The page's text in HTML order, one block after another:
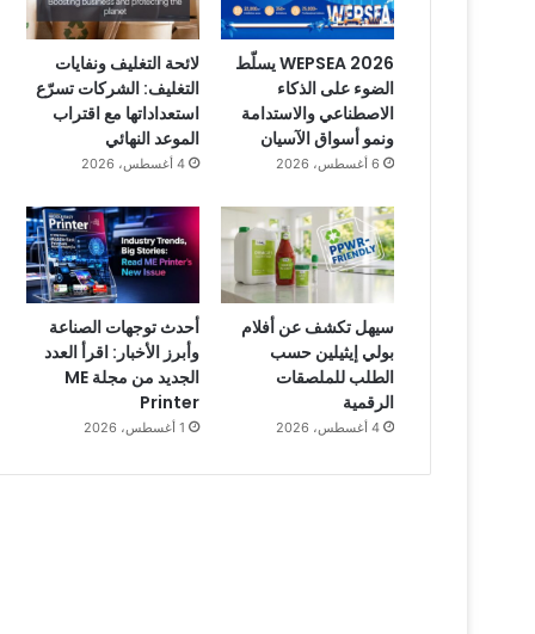
WEPSEA 2026 يسلّط
الضوء على الذكاء
الاصطناعي والاستدامة
ونمو أسواق الآسيان
6 أغسطس، 2026
لائحة التغليف ونفايات
التغليف: الشركات تسرّع
استعداداتها مع اقتراب
الموعد النهائي
4 أغسطس، 2026
سيهل تكشف عن أفلام
بولي إيثيلين حسب
الطلب للملصقات
الرقمية
4 أغسطس، 2026
أحدث توجهات الصناعة
وأبرز الأخبار: اقرأ العدد
الجديد من مجلة ME
Printer
1 أغسطس، 2026